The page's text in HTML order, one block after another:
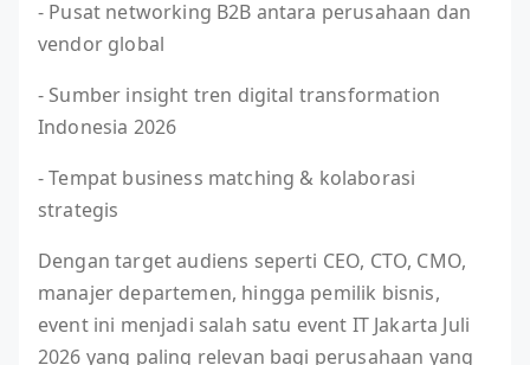
- Pusat networking B2B antara perusahaan dan
vendor global
- Sumber insight tren digital transformation
Indonesia 2026
- Tempat business matching & kolaborasi
strategis
Dengan target audiens seperti CEO, CTO, CMO,
manajer departemen, hingga pemilik bisnis,
event ini menjadi salah satu event IT Jakarta Juli
2026 yang paling relevan bagi perusahaan yang